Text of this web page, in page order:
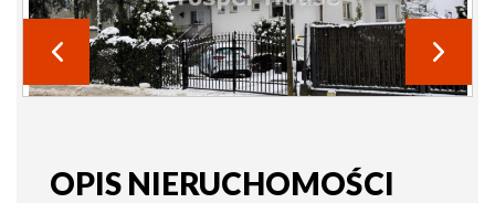
OPIS NIERUCHOMOŚCI